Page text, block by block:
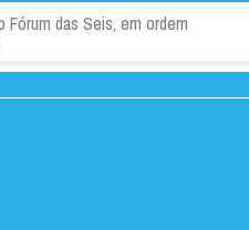
das Seis, em ordem